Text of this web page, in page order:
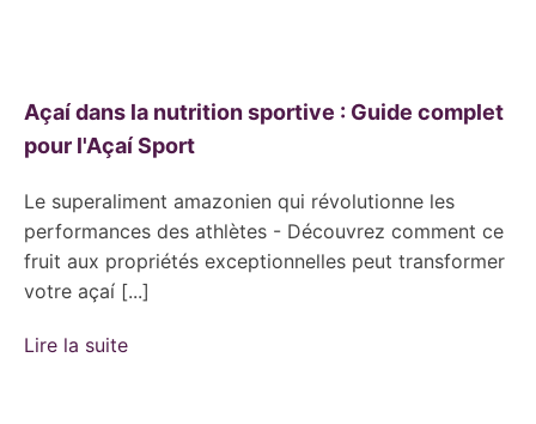
Açaí dans la nutrition sportive : Guide complet
pour l'Açaí Sport
Le superaliment amazonien qui révolutionne les
performances des athlètes - Découvrez comment ce
fruit aux propriétés exceptionnelles peut transformer
votre açaí [...]
Lire la suite